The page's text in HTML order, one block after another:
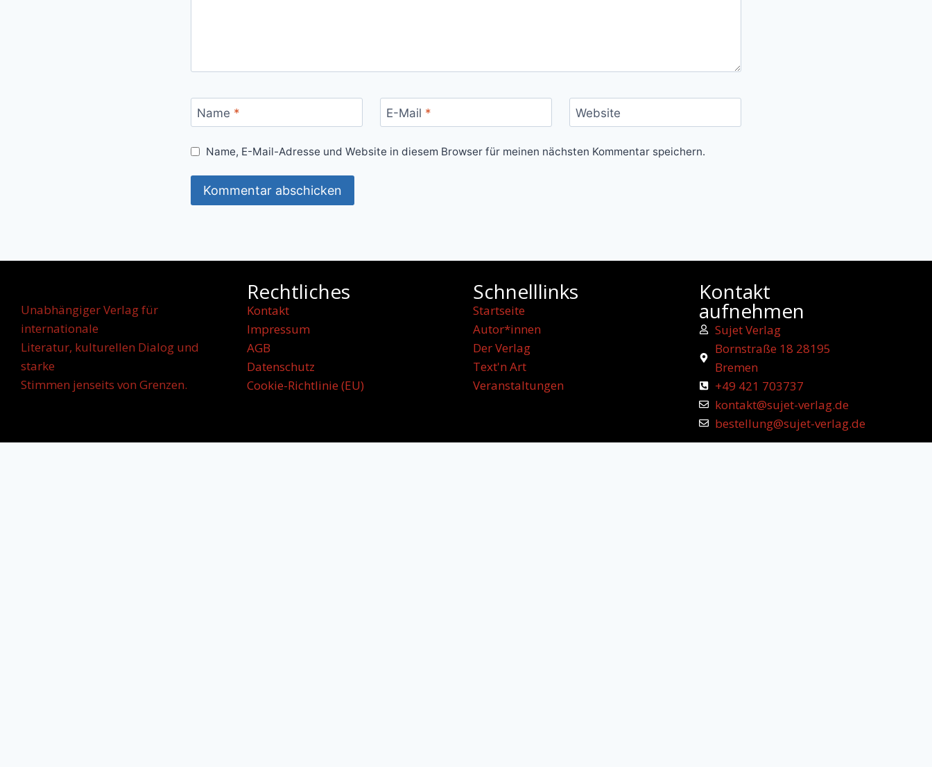
Name * E-Mail * Website
Name, E-Mail-Adresse und Website in diesem Browser für meinen nächsten Kommentar speichern.
Unabhängiger Verlag für
internationale
Literatur, kulturellen Dialog und
starke
Stimmen jenseits von Grenzen.
Rechtliches
Kontakt
Impressum
AGB
Datenschutz
Cookie-Richtlinie (EU)
Schnelllinks
Startseite
Autor*innen
Der Verlag
Text'n Art
Veranstaltungen
Kontakt
aufnehmen
Sujet Verlag
Bornstraße 18 28195
Bremen
+49 421 703737
kontakt@sujet-verlag.de
bestellung@sujet-verlag.de